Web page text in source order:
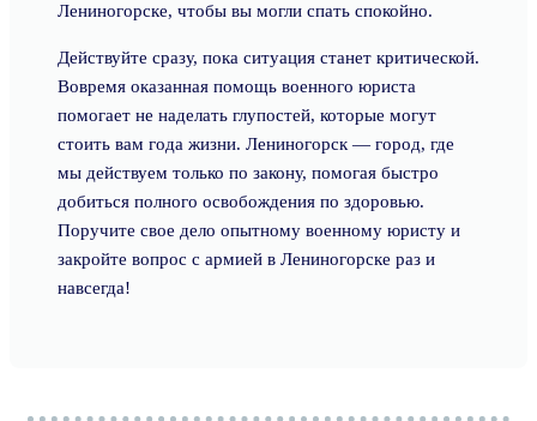
Лениногорске, чтобы вы могли спать спокойно.
Действуйте сразу, пока ситуация станет критической.
Вовремя оказанная помощь военного юриста
помогает не наделать глупостей, которые могут
стоить вам года жизни. Лениногорск — город, где
мы действуем только по закону, помогая быстро
добиться полного освобождения по здоровью.
Поручите свое дело опытному военному юристу и
закройте вопрос с армией в Лениногорске раз и
навсегда!